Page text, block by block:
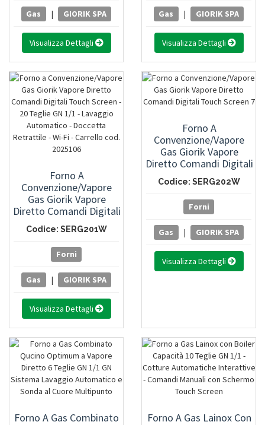
Gas | GIORIK SPA
Visualizza Dettagli
Gas | GIORIK SPA
Visualizza Dettagli
Forno A
Convenzione/Vapore
Gas Giorik Vapore
Diretto Comandi Digitali
Touch Screen - 20 Teglie
GN 1/1 - Lavaggio
Automatico - Doccetta
Retrattile - Wi-Fi -
Carrello Cod. 2025106
Codice: SERG201W
Forni
Gas | GIORIK SPA
Visualizza Dettagli
Forno A
Convenzione/Vapore
Gas Giorik Vapore
Diretto Comandi Digitali
Touch Screen 7" - 20
Teglie GN 2/1 O 40
Teglie GN 1/1 -
Lavaggio Automatico -
Doccetta Retrattile -
Wi-Fi - Carrello Cod.
Codice: SERG202W
Forni
Gas | GIORIK SPA
Visualizza Dettagli
Forno A Gas Combinato
Forno A Gas Lainox Con